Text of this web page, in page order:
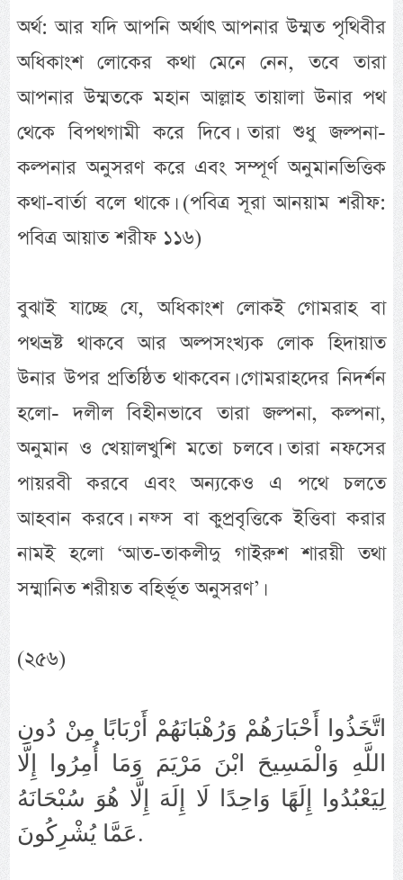
অর্থ: আর যদি আপনি অর্থাৎ আপনার উম্মত পৃথিবীর
অধিকাংশ লোকের কথা মেনে নেন, তবে তারা
আপনার উম্মতকে মহান আল্লাহ তায়ালা উনার পথ
থেকে বিপথগামী করে দিবে। তারা শুধু জল্পনা-
কল্পনার অনুসরণ করে এবং সম্পূর্ণ অনুমানভিত্তিক
কথা-বার্তা বলে থাকে। (পবিত্র সূরা আনয়াম শরীফ:
পবিত্র আয়াত শরীফ ১১৬)
বুঝাই যাচ্ছে যে, অধিকাংশ লোকই গোমরাহ বা
পথভ্রষ্ট থাকবে আর অল্পসংখ্যক লোক হিদায়াত
উনার উপর প্রতিষ্ঠিত থাকবেন। গোমরাহদের নিদর্শন
হলো- দলীল বিহীনভাবে তারা জল্পনা, কল্পনা,
অনুমান ও খেয়ালখুশি মতো চলবে। তারা নফসের
পায়রবী করবে এবং অন্যকেও এ পথে চলতে
আহবান করবে। নফ্স বা কুপ্রবৃত্তিকে ইত্তিবা করার
নামই হলো ‘আত-তাকলীদু গাইরুশ শারয়ী তথা
সম্মানিত শরীয়ত বহির্ভূত অনুসরণ’।
(২৫৬)
اتَّخَذُوا أَحْبَارَهُمْ وَرُهْبَانَهُمْ أَرْبَابًا مِنْ دُونِ
اللَّهِ وَالْمَسِيحَ ابْنَ مَرْيَمَ وَمَا أُمِرُوا إِلَّا
لِيَعْبُدُوا إِلَهًا وَاحِدًا لَا إِلَهَ إِلَّا هُوَ سُبْحَانَهُ
عَمَّا يُشْرِكُونَ.